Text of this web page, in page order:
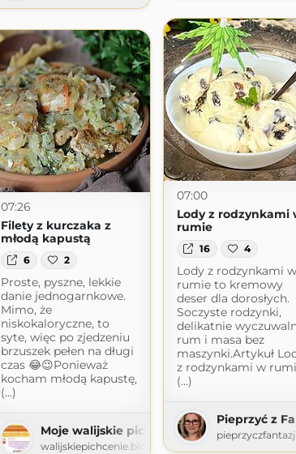
07:00
Lody z rodzynkami
rumie
16 4
Lody z rodzynkami w
rumie to kremowy
deser dla dorosłych.
Soczyste rodzynki,
delikatnie
rum i masa bez
maszynki.Artykuł
z rodzynkami w
(...)
Pieprzyć z
07:26
Filety z kurczaka z
młodą kapustą
6 2
Proste, pyszne, lekkie
danie jednogarnkowe.
Mimo, że
niskokaloryczne, to
syte, więc po zjedzeniu
brzuszek pełen na długi
czas 😂😉Ponieważ
kocham młodą kapustę,
(...)
Moje walijskie pichcenie
walijskiepichcenie.blogspot.com